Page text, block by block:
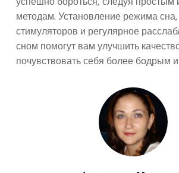
методам. Установление режима сна,
стимуляторов и регулярное
сном помогут вам улучшить
почувствовать себя более бодрым